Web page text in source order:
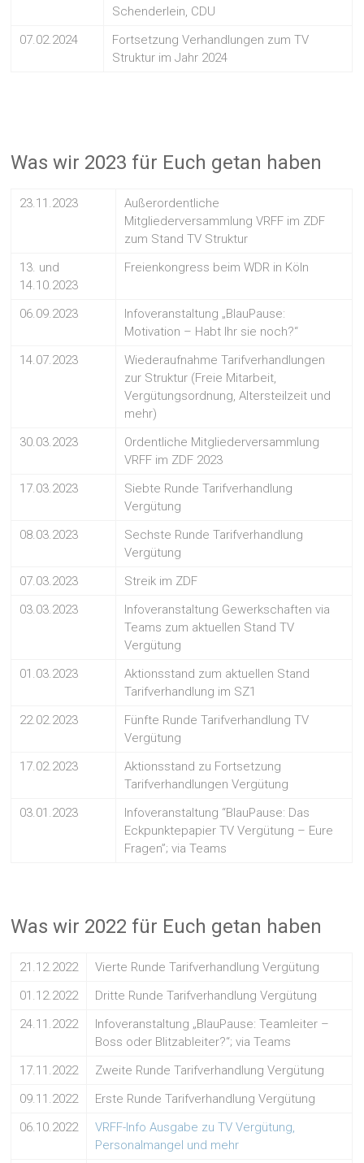
Schenderlein, CDU
07.02.2024
Fortsetzung Verhandlungen zum TV
Struktur im Jahr 2024
Was wir 2023 für Euch getan haben
23.11.2023
Außerordentliche
Mitgliederversammlung VRFF im ZDF
zum Stand TV Struktur
13. und
14.10.2023
Freienkongress beim WDR in Köln
06.09.2023
Infoveranstaltung „BlauPause:
Motivation – Habt Ihr sie noch?“
14.07.2023
Wiederaufnahme Tarifverhandlungen
zur Struktur (Freie Mitarbeit,
Vergütungsordnung, Altersteilzeit und
mehr)
30.03.2023
Ordentliche Mitgliederversammlung
VRFF im ZDF 2023
17.03.2023
Siebte Runde Tarifverhandlung
Vergütung
08.03.2023
Sechste Runde Tarifverhandlung
Vergütung
07.03.2023
Streik im ZDF
03.03.2023
Infoveranstaltung Gewerkschaften via
Teams zum aktuellen Stand TV
Vergütung
01.03.2023
Aktionsstand zum aktuellen Stand
Tarifverhandlung im SZ1
22.02.2023
Fünfte Runde Tarifverhandlung TV
Vergütung
17.02.2023
Aktionsstand zu Fortsetzung
Tarifverhandlungen Vergütung
03.01.2023
Infoveranstaltung “BlauPause: Das
Eckpunktepapier TV Vergütung – Eure
Fragen”; via Teams
Was wir 2022 für Euch getan haben
21.12.2022
Vierte Runde Tarifverhandlung Vergütung
01.12.2022
Dritte Runde Tarifverhandlung Vergütung
24.11.2022
Infoveranstaltung „BlauPause: Teamleiter –
Boss oder Blitzableiter?“; via Teams
17.11.2022
Zweite Runde Tarifverhandlung Vergütung
09.11.2022
Erste Runde Tarifverhandlung Vergütung
06.10.2022
VRFF-Info Ausgabe zu TV Vergütung,
Personalmangel und mehr